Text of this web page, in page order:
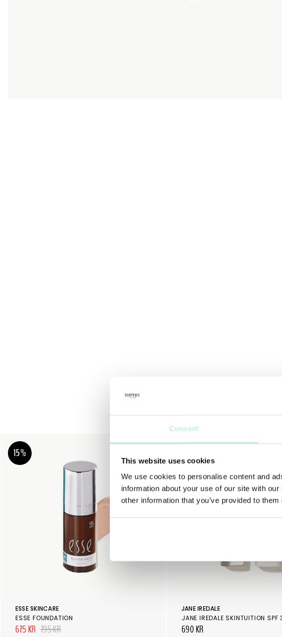
Consent
This website uses cookies
We use cookies to personalise content and
information about your use of our site with
other information that you’ve provided to
15%
ESSE SKINCARE
ESSE FOUNDATION
675 KR 795 KR
JANE IREDALE
690 KR